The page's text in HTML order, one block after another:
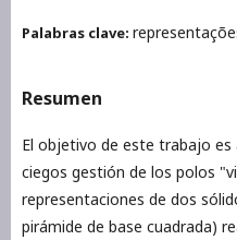
Palabras clave:
Resumen
El objetivo de este trabajo
ciegos gestión de los polos
representaciones de dos
pirámide de base cuadrada)